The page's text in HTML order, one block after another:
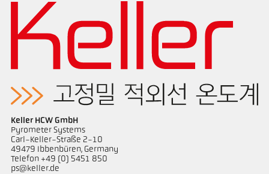
Keller HCW GmbH
Pyrometer Systems
Carl-Keller-Straße 2-10
49479 Ibbenbüren, Germany
Telefon +49 (0) 5451 850
ps@keller.de